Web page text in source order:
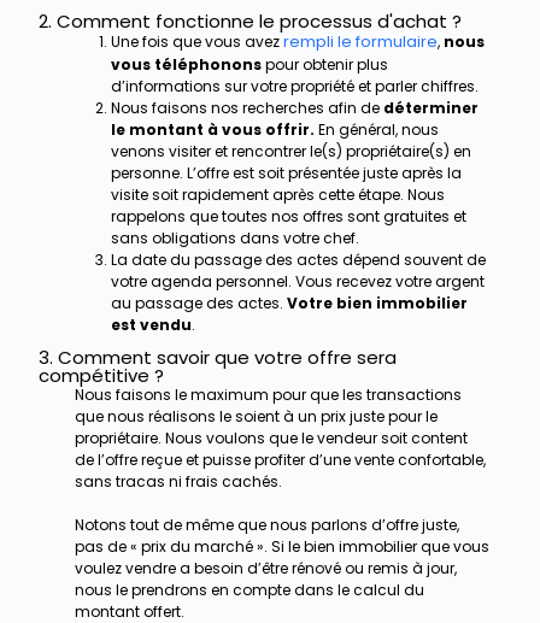
2. Comment fonctionne le processus d'achat ?
Une fois que vous avezrempli le formulaire, nous
vous téléphononspour obtenir plus
d’informations sur votre propriété et parler chiffres.
Nous faisons nos recherches afin de déterminer
le montant à vous offrir. En général, nous
venons visiter et rencontrer le(s) propriétaire(s) en
personne. L’offre est soit présentée juste après la
visite soit rapidement après cette étape. Nous
rappelons que toutes nos offres sont gratuites et
sans obligations dans votre chef.
La date du passage des actes dépend souvent de
votre agenda personnel. Vous recevez votre argent
au passage des actes. Votre bien immobilier
est vendu.
3. Comment savoir que votre offre sera
compétitive ?
Nous faisons le maximum pour que les transactions
que nous réalisons le soient à un prix juste pour le
propriétaire. Nous voulons que le vendeur soit content
de l’offre reçue et puisse profiter d’une vente confortable,
sans tracas ni frais cachés.
Notons tout de même que nous parlons d’offre juste,
pas de « prix du marché ». Si le bien immobilier que vous
voulez vendre a besoin d’être rénové ou remis à jour,
nous le prendrons en compte dans le calcul du
montant offert.